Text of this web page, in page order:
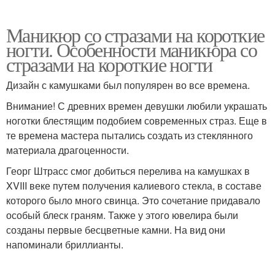
Маникюр со стразами на короткие
ногти. Особенности маникюра со
стразами на короткие ногти
Дизайн с камушками был популярен во все времена.
Внимание! С древних времен девушки любили украшать
ноготки блестящим подобием современных страз. Еще в
те времена мастера пытались создать из стеклянного
материала драгоценности.
Георг Штрасс смог добиться перелива на камушках в
XVIII веке путем получения калиевого стекла, в составе
которого было много свинца. Это сочетание придавало
особый блеск граням. Также у этого ювелира были
созданы первые бесцветные камни. На вид они
напоминали бриллианты.